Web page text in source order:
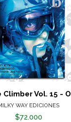
Climber Vol. 15 - O
WAY EDICIONES
$72.000